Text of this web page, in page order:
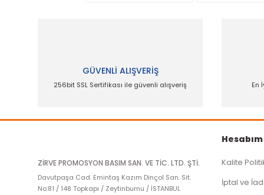
GÜVENLİ ALIŞVERİŞ
256bit SSL Sertifikası ile güvenli alışveriş En
ZİRVE PROMOSYON BASIM SAN. VE TİC. LTD. ŞTİ.
Davutpaşa Cad. Emintaş Kazım Dinçol San. Sit.
No:81 / 148 Topkapı / Zeytinburnu / İSTANBUL
Hesabım
Kalite
İptal ve